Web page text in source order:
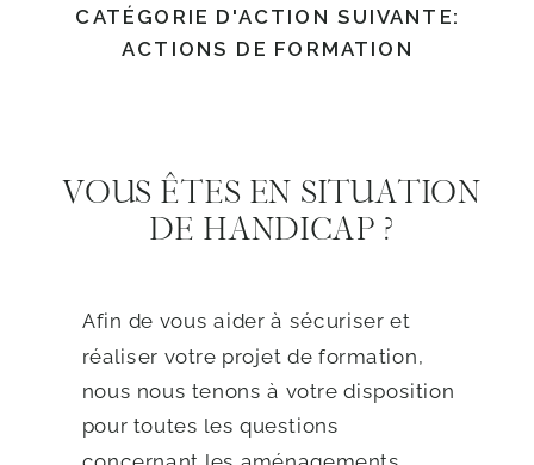
VOUS ÊTES EN SITUATION
DE HANDICAP ?
Afin de vous aider à sécuriser et
réaliser votre projet de formation,
nous nous tenons à votre disposition
pour toutes les questions
CATÉGORIE D'ACTION SUIVANTE:
ACTIONS DE FORMATION